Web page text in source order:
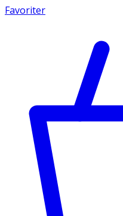
Favoriter